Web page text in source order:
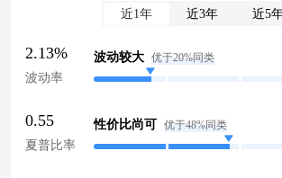
近1年 近3年 近5
2.13%
波动率
波动较大 优于20%同类
0.55
夏普比率
性价比尚可 优于48%同类